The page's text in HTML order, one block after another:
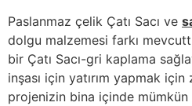
Paslanmaz çelik Çatı Sacı ve
dolgu malzemesi farkı
bir Çatı Sacı-gri kaplama
inşası için yatırım yapmak
projenizin bina içinde